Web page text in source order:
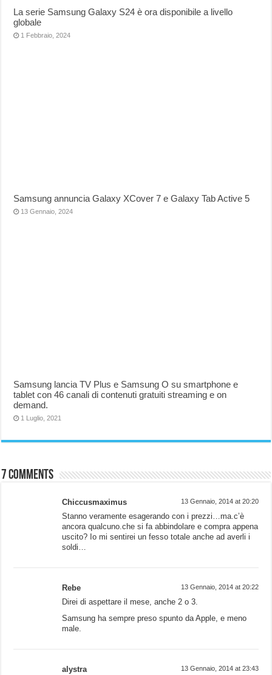
La serie Samsung Galaxy S24 è ora disponibile a livello
globale
1 Febbraio, 2024
Samsung annuncia Galaxy XCover 7 e Galaxy Tab Active 5
13 Gennaio, 2024
Samsung lancia TV Plus e Samsung O su smartphone e
tablet con 46 canali di contenuti gratuiti streaming e on
demand.
1 Luglio, 2021
7 comments
Chiccusmaximus 13 Gennaio, 2014 at 20:20
Stanno veramente esagerando con i prezzi…ma.c’è
ancora qualcuno.che si fa abbindolare e compra appena
uscito? Io mi sentirei un fesso totale anche ad averli i
soldi…
Rebe 13 Gennaio, 2014 at 20:22
Direi di aspettare il mese, anche 2 o 3.
Samsung ha sempre preso spunto da Apple, e meno
male.
alystra 13 Gennaio, 2014 at 23:43